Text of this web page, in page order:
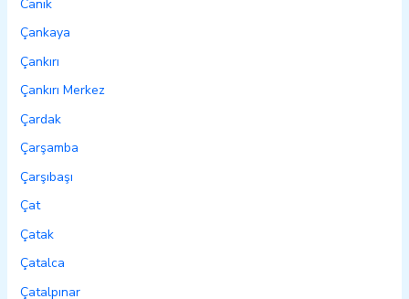
Canik
Çankaya
Çankırı
Çankırı Merkez
Çardak
Çarşamba
Çarşıbaşı
Çat
Çatak
Çatalca
Çatalpınar